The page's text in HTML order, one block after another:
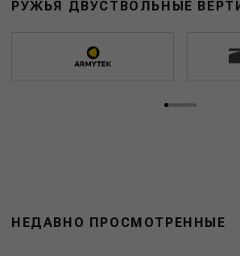
РУЖЬЯ ДВУСТВОЛЬНЫЕ
НЕДАВНО ПРОСМОТРЕННЫЕ